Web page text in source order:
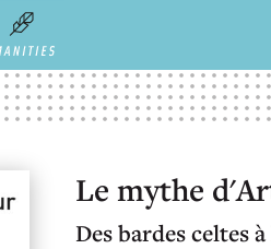
Le mythe
Des bardes celtes